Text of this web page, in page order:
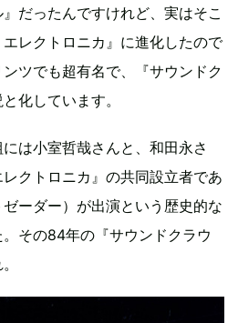
だったんですけれど、実はそこ
レクトロニカ』に進化したので
ツでも超有名で、『サウンドク
化しています。
は小室哲哉さんと、和田永さ
クトロニカ』の共同設立者であ
ーダー）が出演という歴史的な
その84年の『サウンドクラウ